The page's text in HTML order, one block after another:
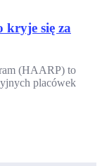
kryje się za
(HAARP) to
placówek